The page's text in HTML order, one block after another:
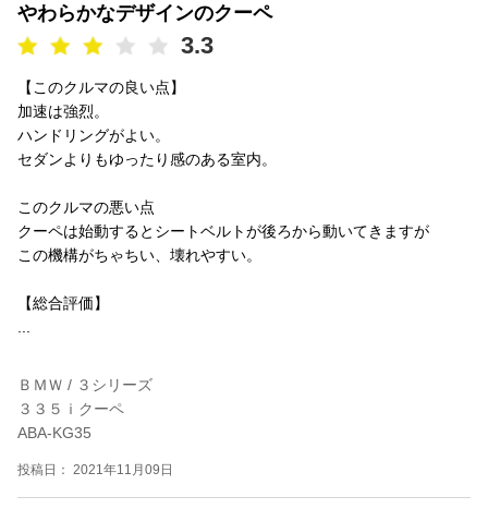
やわらかなデザインのクーペ
3.3
【このクルマの良い点】
加速は強烈。
ハンドリングがよい。
セダンよりもゆったり感のある室内。
このクルマの悪い点
クーペは始動するとシートベルトが後ろから動いてきますが
この機構がちゃちい、壊れやすい。
【総合評価】
ＢＭＷ / ３シリーズ
３３５ｉクーペ
ABA-KG35
投稿日： 2021年11月09日